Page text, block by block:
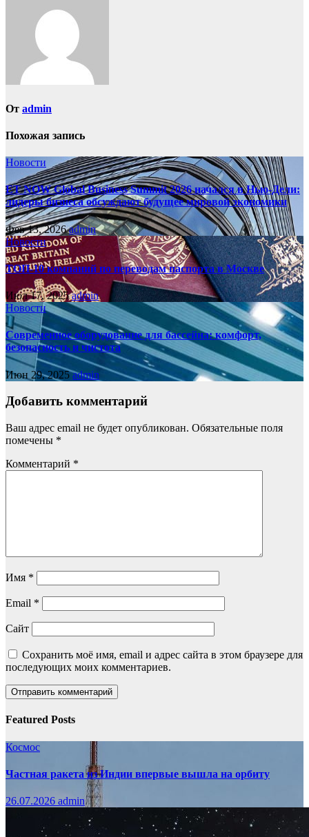
От admin
Похожая запись
Новости
ET NOW Global Business Summit 2026 начался в Нью‑Дели:
лидеры бизнеса обсуждают будущее мировой экономики
Фев 13, 2026admin
Новости
ТОП-10 компаний по переводам паспорта в Москве
Июл 17, 2025admin
Новости
Современное оборудование для бассейна: комфорт,
безопасность и чистота
Июн 29, 2025admin
Добавить комментарий
Ваш адрес email не будет опубликован. Обязательные поля
помечены *
Комментарий *
Имя *
Email *
Сайт
Сохранить моё имя, email и адрес сайта в этом браузере для
последующих моих комментариев.
Featured Posts
Космос
Частная ракета из Индии впервые вышла на орбиту
26.07.2026 admin